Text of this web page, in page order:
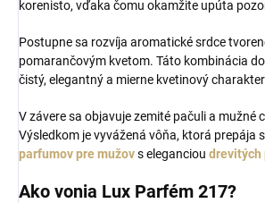
korenisto, vďaka čomu okamžite upúta
Postupne sa rozvíja aromatické srdce
pomarančovým kvetom. Táto kombinácia
čistý, elegantný a mierne kvetinový
V závere sa objavuje zemité pačuli a mužné
Výsledkom je vyvážená vôňa, ktorá prepája
parfumov pre mužovs eleganciou drevitých
Ako vonia Lux Parfém 217?